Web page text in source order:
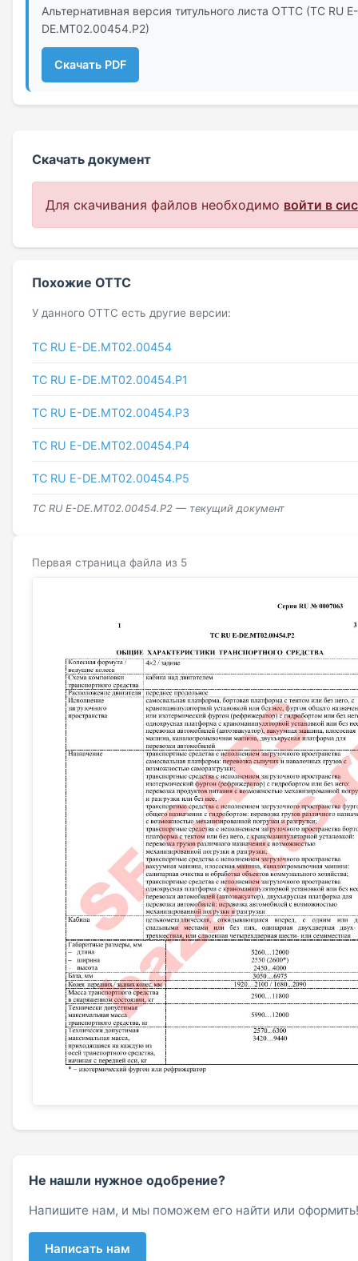
Альтернативная версия титульного листа ОТТС (ТС RU Е-
DE.МТ02.00454.Р2)
Скачать PDF
Скачать документ
Для скачивания файлов необходимо войти в
Похожие ОТТС
У данного ОТТС есть другие версии:
ТС RU Е-DE.МТ02.00454
ТС RU Е-DE.МТ02.00454.Р1
ТС RU Е-DE.МТ02.00454.Р3
ТС RU Е-DE.МТ02.00454.Р4
ТС RU Е-DE.МТ02.00454.Р5
ТС RU Е-DE.МТ02.00454.Р2 — текущий документ
Первая страница файла из 5
Не нашли нужное одобрение?
Напишите нам, и мы поможем его найти или оформить!
Написать нам